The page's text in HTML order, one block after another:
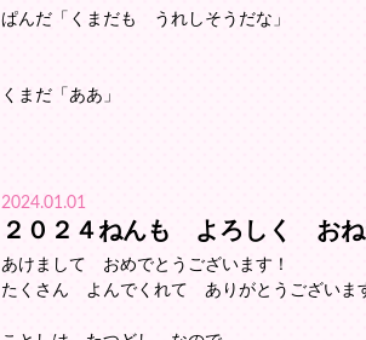
ぱんだ「くまだも うれしそうだな」
くまだ「ああ」
2024.01.01
２０２４ねんも よろしく おね
あけまして おめでとうございます！
たくさん よんでくれて ありがとうございま